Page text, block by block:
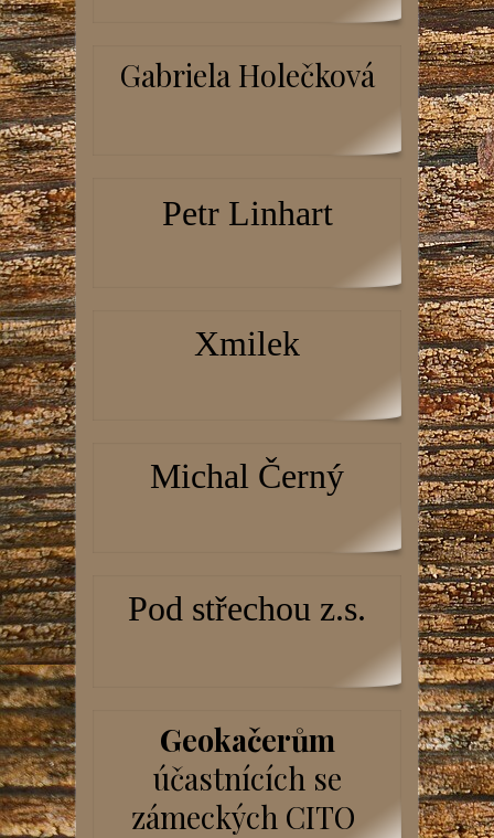
Gabriela Holečková
Petr Linhart
Xmilek
Michal Černý
Pod střechou z.s.
Geokačerům
účastnících se
zámeckých CITO